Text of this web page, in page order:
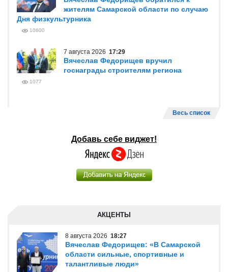
жителям Самарской области по случаю
Дня физкультурника
10600
7 августа 2026 17:29
Вячеслав Федорищев вручил
госнаграды строителям региона
1077
Весь список
Добавь себе виджет!
АКЦЕНТЫ
8 августа 2026 18:27
Вячеслав Федорищев: «В Самарской
области сильные, спортивные и
талантливые люди»